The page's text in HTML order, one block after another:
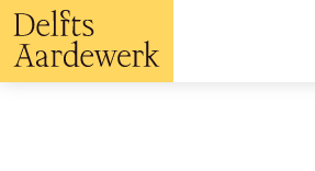
Overslaan
en
naar
de